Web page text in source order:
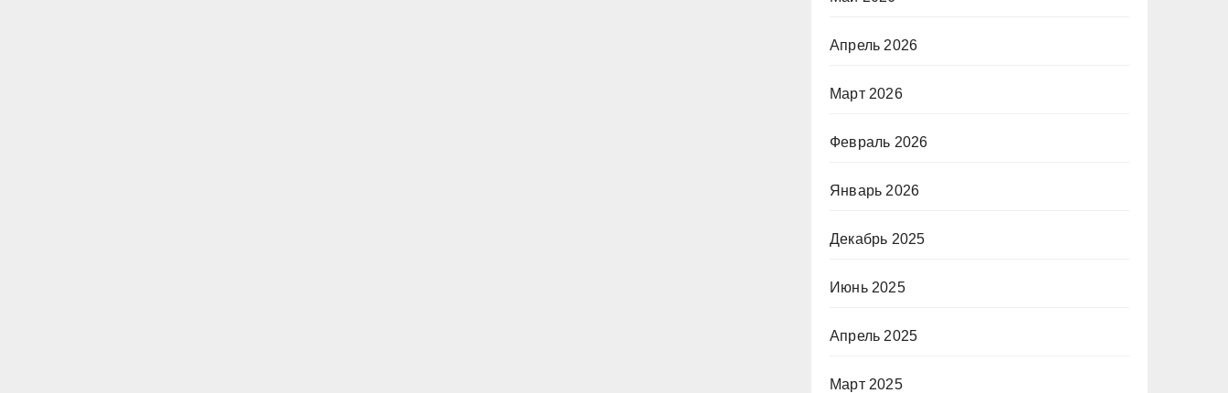
Апрель 2026
Март 2026
Февраль 2026
Январь 2026
Декабрь 2025
Июнь 2025
Апрель 2025
Март 2025